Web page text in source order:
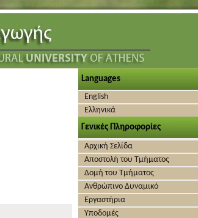
Languages
English
Ελληνικά
Γενικές Πληροφορίες
Αρχική Σελίδα
Αποστολή του Τμήματος
Δομή του Τμήματος
Ανθρώπινο Δυναμικό
Εργαστήρια
Υποδομές